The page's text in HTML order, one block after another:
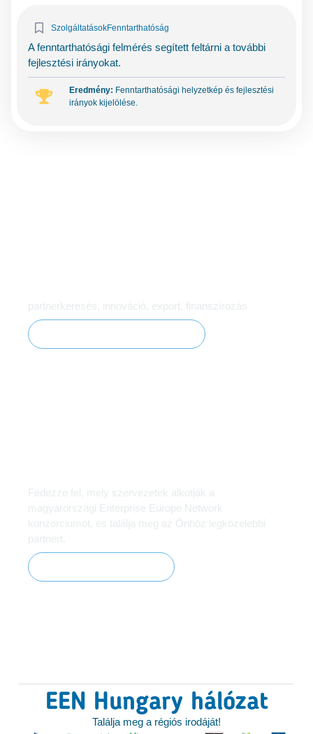
SzolgáltatásokFenntarthatóság
A fenntarthatósági felmérés segített feltárni a további
fejlesztési irányokat.
Eredmény: Fenntarthatósági helyzetkép és fejlesztési
irányok kijelölése.
partnerkeresés, innováció, export, finanszírozás
Fedezze fel, mely szervezetek alkotják a
magyarországi Enterprise Europe Network
konzorciumot, és találja meg az Önhöz legközelebbi
partnert.
EEN Hungary hálózat
Találja meg a régiós irodáját!